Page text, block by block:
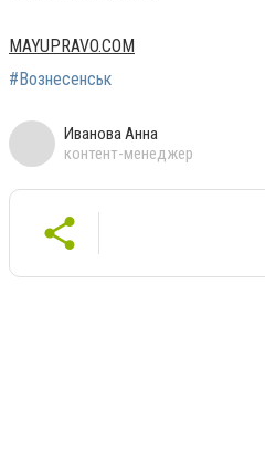
MAYUPRAVO.COM
#Вознесенськ
Иванова Анна
контент-менеджер